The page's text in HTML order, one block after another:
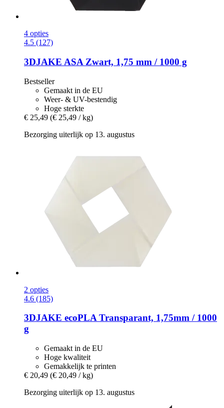
4 opties
4.5 (127)
3DJAKE ASA Zwart, 1,75 mm / 1000 g
Bestseller
Gemaakt in de EU
Weer- & UV-bestendig
Hoge sterkte
€ 25,49 (€ 25,49 / kg)
Bezorging uiterlijk op 13. augustus
2 opties
4.6 (185)
3DJAKE ecoPLA Transparant, 1,75mm / 1000
g
Gemaakt in de EU
Hoge kwaliteit
Gemakkelijk te printen
€ 20,49 (€ 20,49 / kg)
Bezorging uiterlijk op 13. augustus